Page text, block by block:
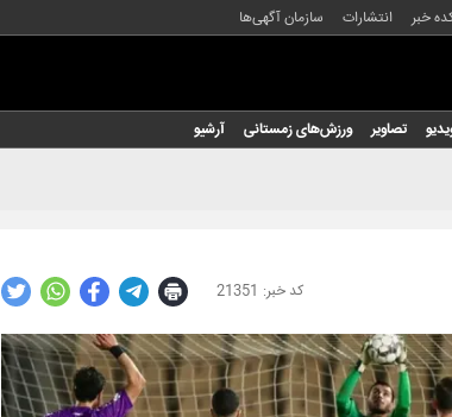
خبر انتشارات سازمان آگهی‌ها
تصاویر ورزش‌های زمستانی آرشیو
21351